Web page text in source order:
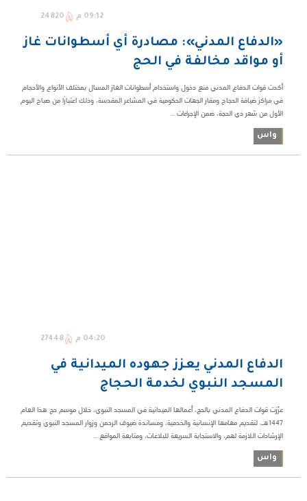
09:12 م 24820
«الدفاع المدني»: مصادرة أي أسطوانات غاز
أو مواقد مخالفة في الحج
أكدت قوات الدفاع المدني منع دخول واستخدام أسطوانات الغاز المسال بمختلف الأنواع والأحجام
في مراكز ضيافة الحجاج ومقار الجهات الحكومية في المشاعر المقدسة، وذلك اعتبارًا من صباح اليوم
الأول من شهر ذي الحجة، ضمن الإجراءات ...
واس
04:20 م 27448
الدفاع المدني يعزز جهوده الميدانية في
المسجد النبوي لخدمة الحجاج
عزّزت قوات الدفاع المدني بالحج، أعمالها الميدانية في المسجد النبوي، خلال موسم حج هذا العام
1447هـ، لتقديم مهامها الإنسانية والخدمية، ومساندة ضيوف الرحمن وزوار المسجد النبوي وتقديم
الإرشادات اللازمة لهم، والاستجابة السريعة للبلاغات، ومتابعة المواقع ...
واس